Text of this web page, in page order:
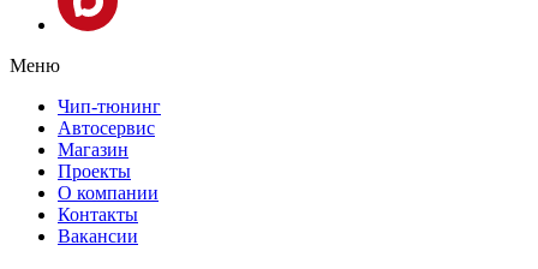
Меню
Чип-тюнинг
Автосервис
Магазин
Проекты
О компании
Контакты
Вакансии